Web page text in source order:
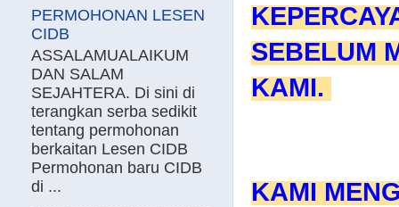
SEBELUM
KAMI.
KAMI
PERMOHONAN LESEN
CIDB
ASSALAMUALAIKUM
DAN SALAM
SEJAHTERA. Di sini di
terangkan serba sedikit
tentang permohonan
berkaitan Lesen CIDB
Permohonan baru CIDB
di ...